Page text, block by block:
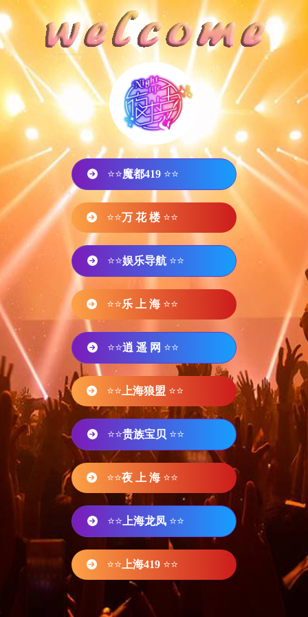
⭐⭐魔都419 ⭐⭐
⭐⭐万 花 楼 ⭐⭐
⭐⭐娱乐导航 ⭐⭐
⭐⭐乐 上 海 ⭐⭐
⭐⭐逍 遥 网 ⭐⭐
⭐⭐ 上海狼盟 ⭐⭐
⭐⭐贵族宝贝 ⭐⭐
⭐⭐夜 上 海 ⭐⭐
⭐⭐ 上海龙凤 ⭐⭐
⭐⭐ 上海419 ⭐⭐